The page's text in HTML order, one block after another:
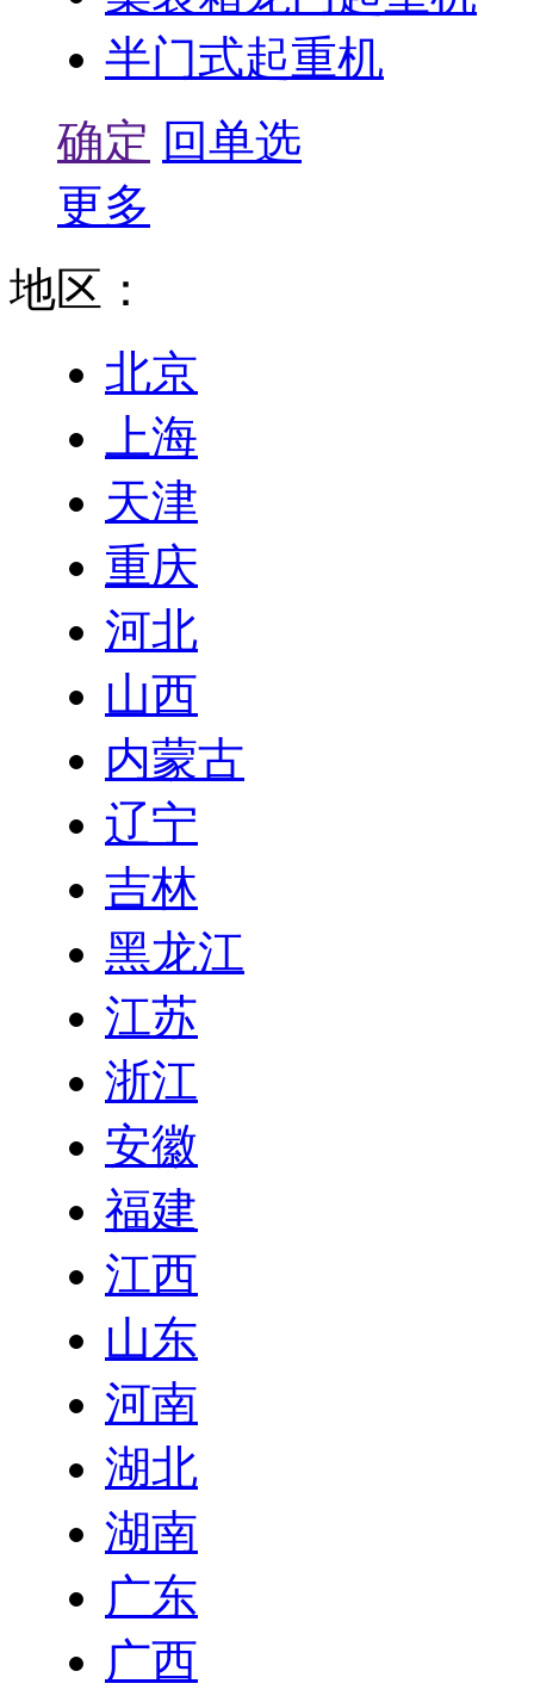
半门式起重机
确定 回单选
更多
地区：
北京
上海
天津
重庆
河北
山西
内蒙古
辽宁
吉林
黑龙江
江苏
浙江
安徽
福建
江西
山东
河南
湖北
湖南
广东
广西